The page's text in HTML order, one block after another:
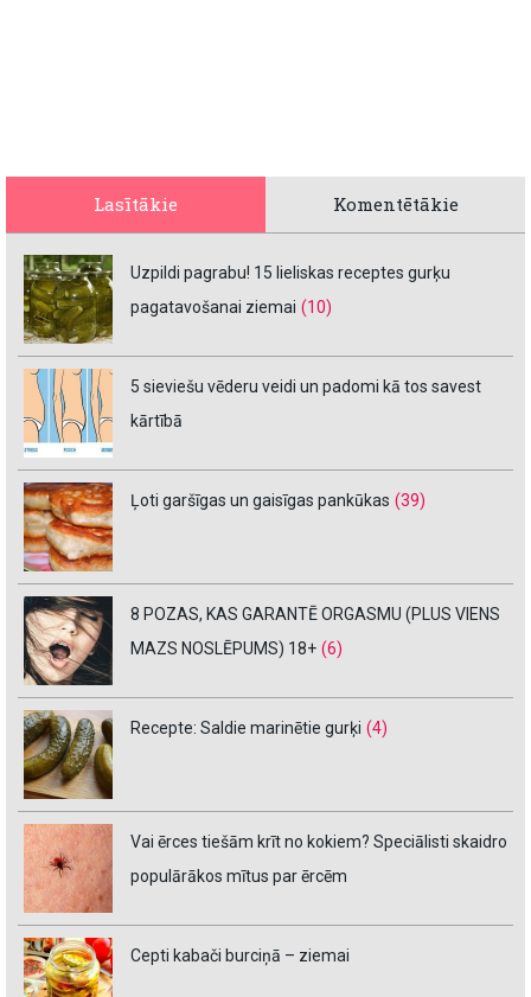
Lasītākie Komentētākie
Uzpildi pagrabu! 15 lieliskas receptes gurķu
pagatavošanai ziemai (10)
5 sieviešu vēderu veidi un padomi kā tos savest
kārtībā
Ļoti garšīgas un gaisīgas pankūkas (39)
8 POZAS, KAS GARANTĒ ORGASMU (PLUS VIENS
MAZS NOSLĒPUMS) 18+ (6)
Recepte: Saldie marinētie gurķi (4)
Vai ērces tiešām krīt no kokiem? Speciālisti skaidro
populārākos mītus par ērcēm
Cepti kabači burciņā – ziemai